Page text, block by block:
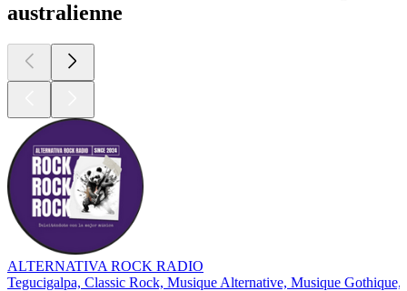
australienne
ALTERNATIVA ROCK RADIO
Tegucigalpa, Classic Rock, Musique Alternative, Musique Gothique,